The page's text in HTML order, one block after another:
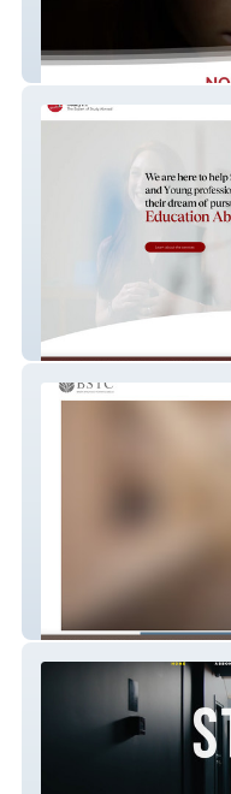
Normadec
StudyIT-Educational
Studio Legale BSTC